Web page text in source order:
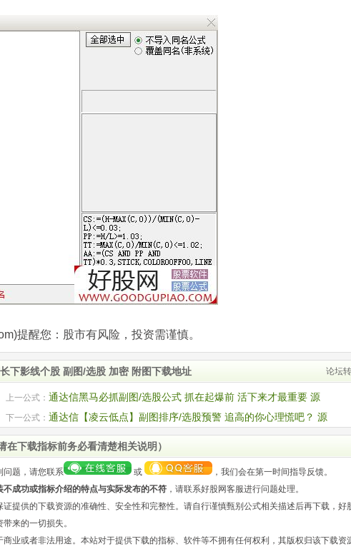
提醒您：股市有风险，投资需谨慎。
下影线个股 副图/选股 加密 附图下载地址 论坛
上一公式： 通达信黑马必抓副图/选股公式 抓在起爆前 活下来才最重要 源
码 附图
下一公式： 通达信【凌云低点】副图排序/选股预警 追高的你心理慌吧？ 源
码 附图
下载指标前务必看清楚相关说明）
问题，请您联系 或
，我们会在第一时间指导反馈。
不成功或指标介绍的特点与实际发布的不符 ，请联系好股网客服进行问题处理。
提供的下载资源的准确性、安全性和完整性。请自行谨慎甄别公式相关描述后再下载，好
来的一切损失。
业或者非法用途。本站对于提供下载的指标、软件等不拥有任何权利，其版权归该下载资